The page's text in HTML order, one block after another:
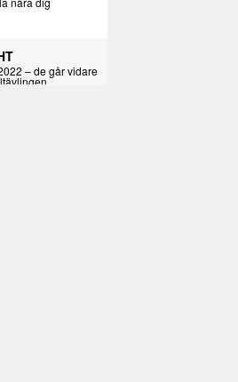
– de går vidare